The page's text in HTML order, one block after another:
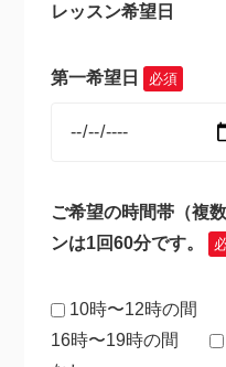
レッスン希望日
第一希望日 必須
ご希望の時間帯（複
ンは1回60分です。
10時〜12時の間
16時〜19時の間